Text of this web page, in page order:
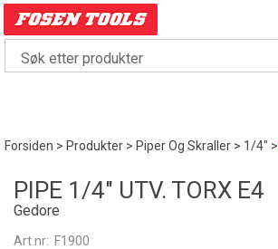
Forsiden>Produkter>Piper Og Skraller>1/4">
PIPE 1/4" UTV. TORX E4
Gedore
Art.nr: F1900